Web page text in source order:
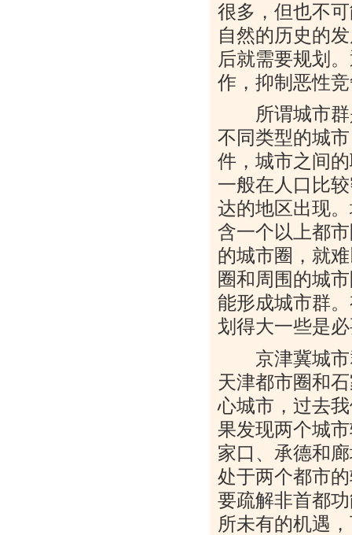
很多，但也不
自然的历史的
后就需要规划
作，抑制恶性
所谓城市群
不同类型的城
件，城市之间
一般在人口比
达的地区出现
含一个以上都
的城市圈，就
圈和周围的城
能形成城市群
划得大一些是
京津冀城市
天津都市圈和
心城市，过去
果发现两个城
家口、承德和
处于两个都市
要疏解非首都
所未有的机遇